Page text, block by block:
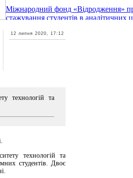
Міжнародний фонд «Відродження»
стажування студентів в аналітичних
12 липня 2020, 17:12
технологій та
технологій та
студентів. Двоє